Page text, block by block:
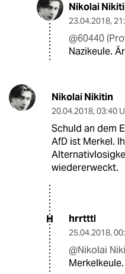
Nikolai
23.04.2018,
@60440
Nazikeule.
Nikolai Nikitin
20.04.2018, 03:40
Schuld an dem
AfD ist Merkel.
wiedererweckt.
H hrrtttl
25.04.2018,
@Nikolai